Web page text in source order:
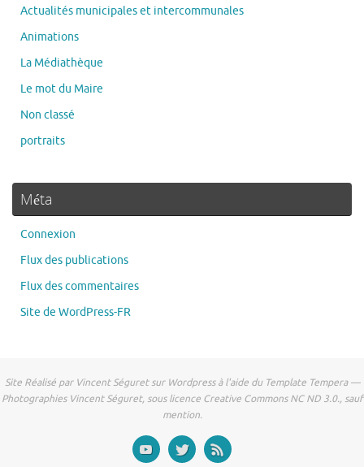
Actualités municipales et intercommunales
Animations
La Médiathèque
Le mot du Maire
Non classé
portraits
Méta
Connexion
Flux des publications
Flux des commentaires
Site de WordPress-FR
Site Réalisé par Vincent Séguret sur Wordpress à l'aide du Template Tempera —
Photographies Vincent Séguret, sous licence Creative Commons NC ND 3.0., sauf
mention.